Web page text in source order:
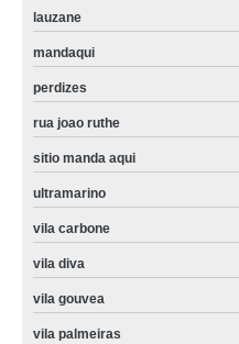
lauzane
mandaqui
perdizes
rua joao ruthe
sitio manda aqui
ultramarino
vila carbone
vila diva
vila gouvea
vila palmeiras